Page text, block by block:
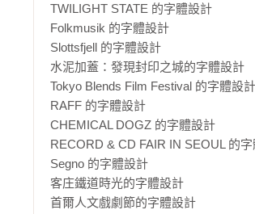
Balla（匈牙利）│Tuman studio（俄
國）│Green Yang（台灣）│Eunjoo
│TRIANGLE-STUDIO（韓國）
Fallone（阿根廷）│studio lindhorst-
Shen（台灣）│XueLin Lu（台灣）
PAR（日本）│ESH gruppa（俄羅斯
│Heavy（墨西哥）│IS CREATIVE
│Studio Kimgarden（韓國）
▌本書分為三大部分
TWILIGHT STATE 的字體設計
Folkmusik 的字體設計
Slottsfjell 的字體設計
水泥加蓋：發現封印之城的字體設計
Tokyo Blends Film Festival 的字體設計
RAFF 的字體設計
CHEMICAL DOGZ 的字體設計
RECORD & CD FAIR IN SEOUL 的
Segno 的字體設計
客庄鐵道時光的字體設計
首爾人文戲劇節的字體設計